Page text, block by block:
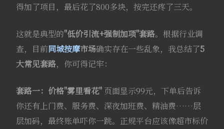
得加了项目，最后花了800多块，按完还疼了三天。
这就是典型的"低价引流+强制加项"套路。根据行业调
查，目前同城按摩市场确实存在一些乱象，我总结了5
大常见套路，你可得记牢：
套路一：价格"雾里看花"页面显示99元，下单后告诉
你还有上门费、服务费、深夜加班费、精油费……层
层加码，最终账单吓你一跳。正规平台应该像超市标价